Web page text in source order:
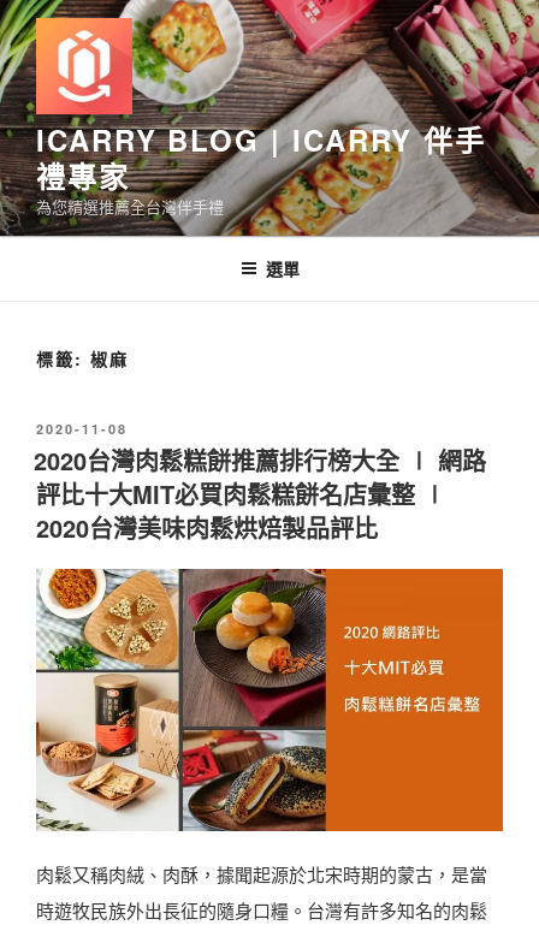
跳
至
主
要
內
容
ICARRY BLOG | ICARRY 伴手
禮專家
為您精選推薦全台灣伴手禮
選單
標籤: 椒麻
發
佈
於
2020-11-08
2020台灣肉鬆糕餅推薦排行榜大全 ∣ 網路
評比十大MIT必買肉鬆糕餅名店彙整 ∣
2020台灣美味肉鬆烘焙製品評比
肉鬆又稱肉絨、肉酥，據聞起源於北宋時期的蒙古，是當
時遊牧民族外出長征的隨身口糧。台灣有許多知名的肉鬆